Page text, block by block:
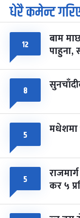
७
आइत
पूर्णिमा व्रत
चैत्र ७, २०८३-
८ फागुपूर्णिमा
चैत्र ८, २०८३-
धेरै कमेन्ट
१२ बाम
पाहुना,
८
५ मधेशमा
५ कर ५